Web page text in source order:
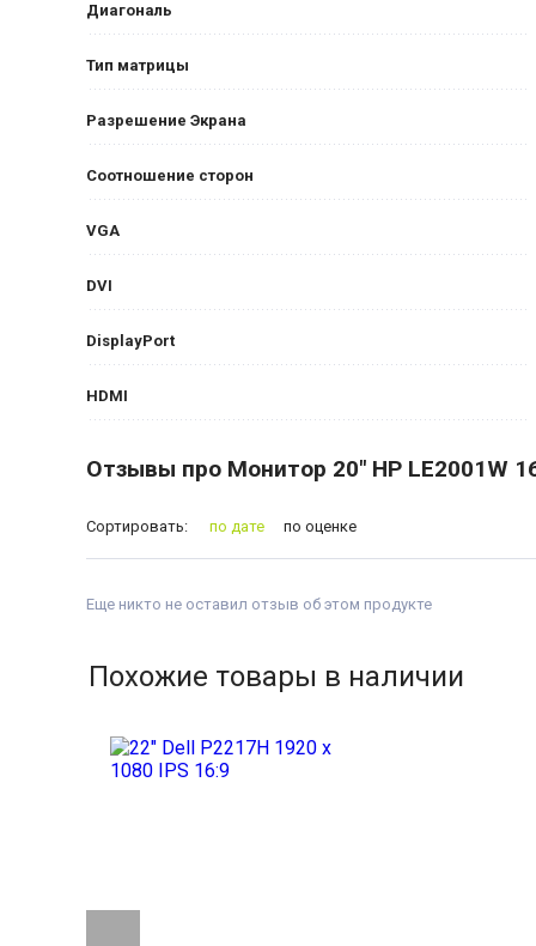
Диагональ
Тип матрицы
Разрешение Экрана
Соотношение сторон
VGA
DVI
DisplayPort
HDMI
Отзывы про Монитор 20" HP LE2001W
Сортировать: по дате по оценке
Еще никто не оставил отзыв об этом продукте
Похожие товары в наличии